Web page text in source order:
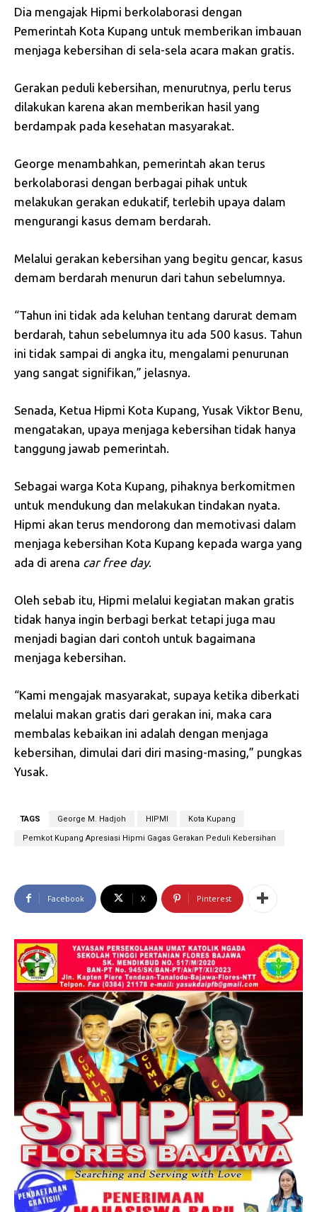
Dia mengajak Hipmi berkolaborasi dengan
Pemerintah Kota Kupang untuk memberikan imbauan
menjaga kebersihan di sela-sela acara makan gratis.
Gerakan peduli kebersihan, menurutnya, perlu terus
dilakukan karena akan memberikan hasil yang
berdampak pada kesehatan masyarakat.
George menambahkan, pemerintah akan terus
berkolaborasi dengan berbagai pihak untuk
melakukan gerakan edukatif, terlebih upaya dalam
mengurangi kasus demam berdarah.
Melalui gerakan kebersihan yang begitu gencar, kasus
demam berdarah menurun dari tahun sebelumnya.
“Tahun ini tidak ada keluhan tentang darurat demam
berdarah, tahun sebelumnya itu ada 500 kasus. Tahun
ini tidak sampai di angka itu, mengalami penurunan
yang sangat signifikan,” jelasnya.
Senada, Ketua Hipmi Kota Kupang, Yusak Viktor Benu,
mengatakan, upaya menjaga kebersihan tidak hanya
tanggung jawab pemerintah.
Sebagai warga Kota Kupang, pihaknya berkomitmen
untuk mendukung dan melakukan tindakan nyata.
Hipmi akan terus mendorong dan memotivasi dalam
menjaga kebersihan Kota Kupang kepada warga yang
ada di arena car free day.
Oleh sebab itu, Hipmi melalui kegiatan makan gratis
tidak hanya ingin berbagi berkat tetapi juga mau
menjadi bagian dari contoh untuk bagaimana
menjaga kebersihan.
“Kami mengajak masyarakat, supaya ketika diberkati
melalui makan gratis dari gerakan ini, maka cara
membalas kebaikan ini adalah dengan menjaga
kebersihan, dimulai dari diri masing-masing,” pungkas
Yusak.
TAGS George M. Hadjoh HIPMI Kota Kupang
Pemkot Kupang Apresiasi Hipmi Gagas Gerakan Peduli Kebersihan
Facebook X Pinterest